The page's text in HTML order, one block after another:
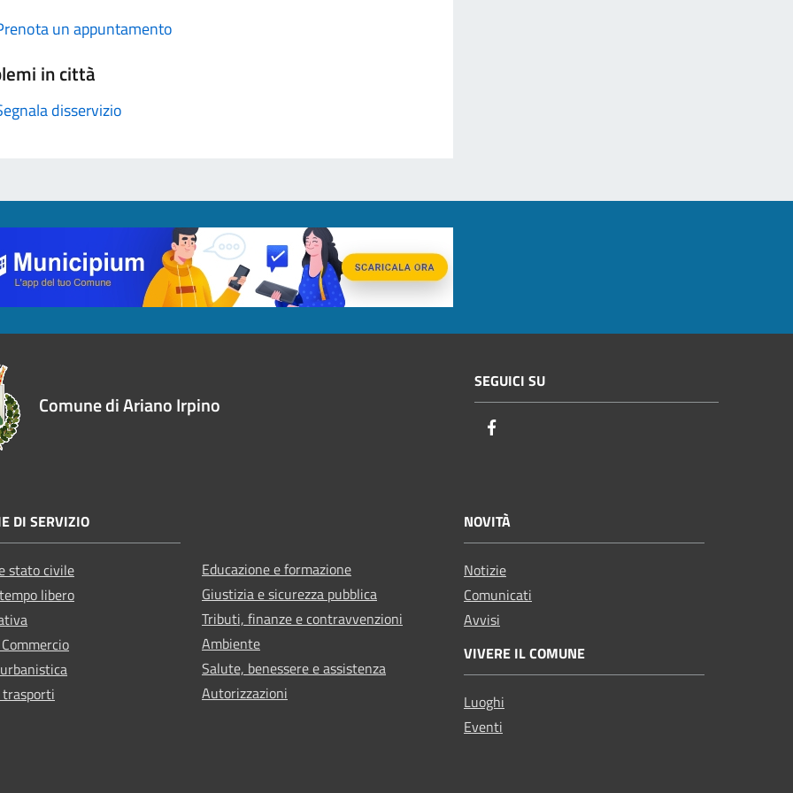
un appuntamento
in città
disservizio
Comune di Ariano Irpino
SEGUICI SU
DI SERVIZIO
stato civile
libero
Educazione e formazione
Giustizia e sicurezza pubblica
Tributi, finanze e contravvenzioni
Ambiente
Salute, benessere e assistenza
Autorizzazioni
NOVITÀ
Notizie
Comunicati
Avvisi
VIVERE IL COMUNE
Luoghi
Eventi